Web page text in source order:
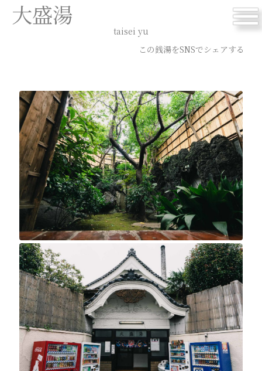
menu
大盛湯
taisei yu
この銭湯をSNSでシェアする